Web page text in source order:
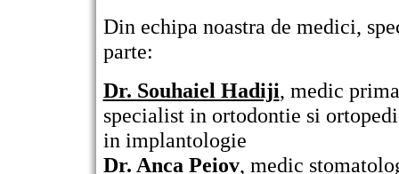
Din echipa noastra de medici,
parte:
Dr. Souhaiel Hadiji, medic
specialist in ortodontie si
in implantologie
Dr. Anca Peiov, medic